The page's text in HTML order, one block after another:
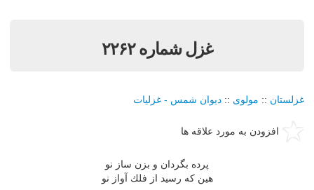
غزل شماره ۲۲۶۲
غزلستان :: مولوی :: دیوان شمس - غزلیات
افزودن به مورد علاقه ها
پرده بگردان و بزن ساز نو
هین كه رسید از فلك آواز نو